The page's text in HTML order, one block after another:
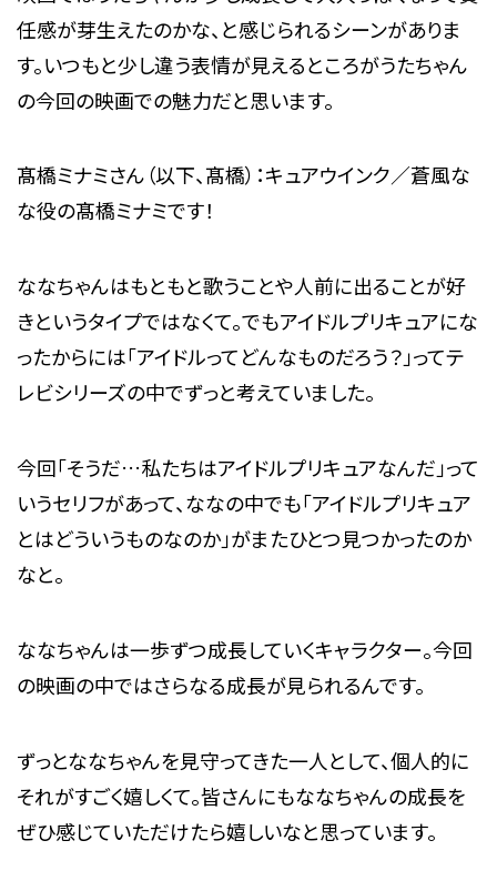
任感が芽生えたのかな、と感じられるシーンがありま
す。いつもと少し違う表情が見えるところがうたちゃん
の今回の映画での魅力だと思います。
髙橋ミナミさん（以下、髙橋）：キュアウインク／蒼風な
な役の髙橋ミナミです！
ななちゃんはもともと歌うことや人前に出ることが好
きというタイプではなくて。でもアイドルプリキュアにな
ったからには「アイドルってどんなものだろう？」ってテ
レビシリーズの中でずっと考えていました。
今回「そうだ…私たちはアイドルプリキュアなんだ」って
いうセリフがあって、ななの中でも「アイドルプリキュア
とはどういうものなのか」がまたひとつ見つかったのか
なと。
ななちゃんは一歩ずつ成長していくキャラクター。今回
の映画の中ではさらなる成長が見られるんです。
ずっとななちゃんを見守ってきた一人として、個人的に
それがすごく嬉しくて。皆さんにもななちゃんの成長を
ぜひ感じていただけたら嬉しいなと思っています。